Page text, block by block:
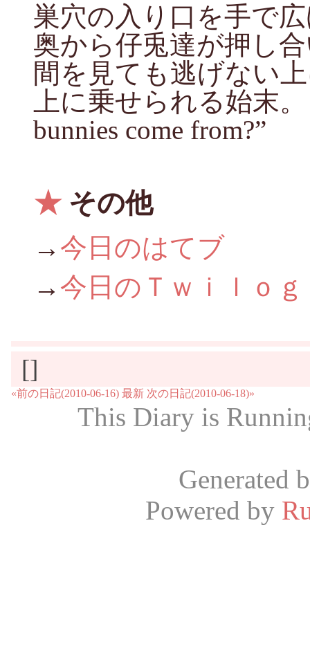
巣穴の入り口を手で
奥から仔兎達が押し
間を見ても逃げない
上に乗せられる始末。
bunnies come from?”
★その他
→ 今日のはてブ
→ 今日のＴｗｉｌｏｇ
[]
«前の日記(2010-06-16) 最新 次の日記(2010-06-18)»
This Diary is
Generated
Powered by